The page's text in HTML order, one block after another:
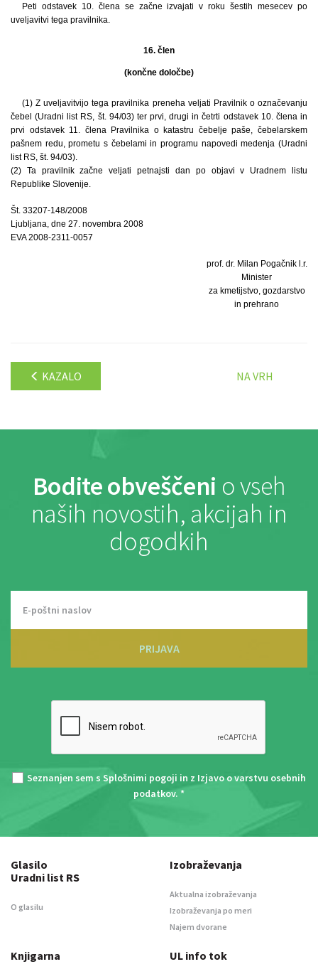
Peti odstavek 10. člena se začne izvajati v roku šestih mesecev po
uveljavitvi tega pravilnika.
16. člen
(končne določbe)
(1) Z uveljavitvijo tega pravilnika preneha veljati Pravilnik o označevanju
čebel (Uradni list RS, št. 94/03) ter prvi, drugi in četrti odstavek 10. člena in
prvi odstavek 11. člena Pravilnika o katastru čebelje paše, čebelarskem
pašnem redu, prometu s čebelami in programu napovedi medenja (Uradni
list RS, št. 94/03).
(2) Ta pravilnik začne veljati petnajsti dan po objavi v Uradnem listu
Republike Slovenije.
Št. 33207-148/2008
Ljubljana, dne 27. novembra 2008
EVA 2008-2311-0057
prof. dr. Milan Pogačnik l.r.
Minister
za kmetijstvo, gozdarstvo
in prehrano
KAZALO NA VRH
Bodite obveščeni o vseh
naših novostih, akcijah in
dogodkih
PRIJAVA
Seznanjen sem s Splošnimi pogoji in z Izjavo o varstvu osebnih
podatkov. *
Glasilo
Uradni list RS
O glasilu
Izobraževanja
Aktualna izobraževanja
Izobraževanja po meri
Najem dvorane
Knjigarna UL info tok